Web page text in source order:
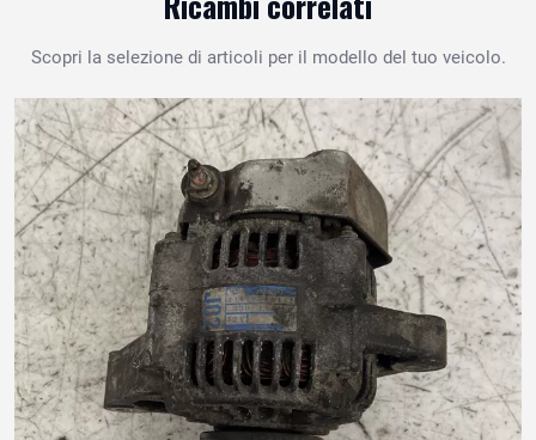
Scopri la selezione di articoli per il modello del tuo veicolo.